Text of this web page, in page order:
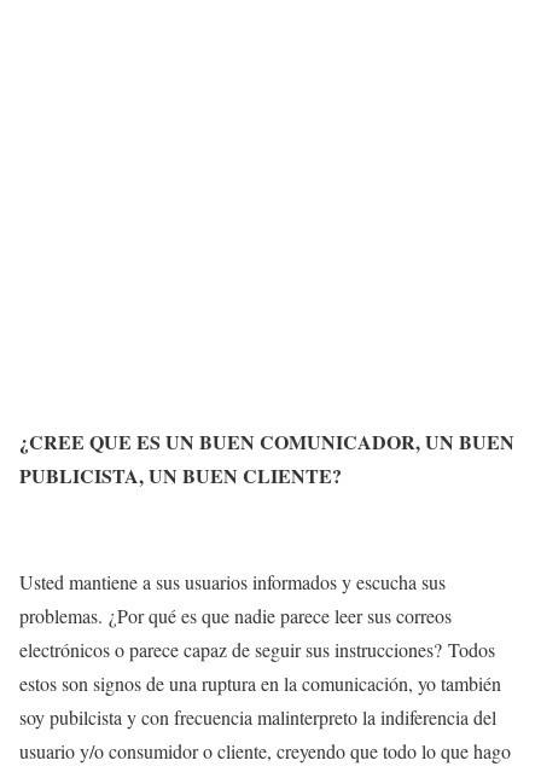
¿CREE QUE ES UN BUEN COMUNICADOR, UN BUEN
PUBLICISTA, UN BUEN CLIENTE?
Usted mantiene a sus usuarios informados y escucha sus
problemas. ¿Por qué es que nadie parece leer sus correos
electrónicos o parece capaz de seguir sus instrucciones? Todos
estos son signos de una ruptura en la comunicación, yo también
soy pubilcista y con frecuencia malinterpreto la indiferencia del
usuario y/o consumidor o cliente, creyendo que todo lo que hago